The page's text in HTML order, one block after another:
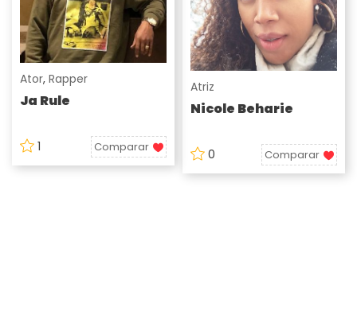
Ator, Rapper
Ja Rule
1 Comparar
Atriz
Nicole Beharie
0 Comparar